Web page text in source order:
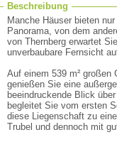
Beschreibung
Manche Häuser bieten
Panorama, von dem
von Thernberg erwartet
unverbaubare Fernsicht
Auf einem 539 m² großen
genießen Sie eine
beeindruckende Blick
begleitet Sie vom ersten
diese Liegenschaft zu
Trubel und dennoch mit